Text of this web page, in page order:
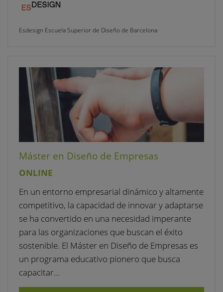
Esdesign Escuela Superior de Diseño de Barcelona
Máster en Diseño de Empresas
ONLINE
En un entorno empresarial dinámico y altamente
competitivo, la capacidad de innovar y adaptarse
se ha convertido en una necesidad imperante
para las organizaciones que buscan el éxito
sostenible. El Máster en Diseño de Empresas es
un programa educativo pionero que busca
capacitar…